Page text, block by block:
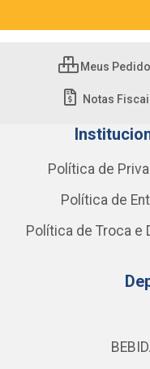
Meus
Notas
Política de
Política de
Política de Troca e